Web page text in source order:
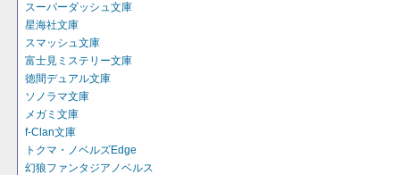
スーパーダッシュ文庫
星海社文庫
スマッシュ文庫
富士見ミステリー文庫
徳間デュアル文庫
ソノラマ文庫
メガミ文庫
f-Clan文庫
トクマ・ノベルズEdge
幻狼ファンタジアノベルス